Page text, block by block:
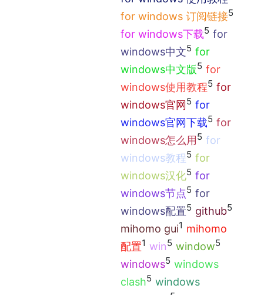
for windows 订阅链接5
for windows下载5 for
windows中文5 for
windows中文版5 for
windows使用教程5 for
windows官网 5 for
windows官网下载5 for
windows怎么用 5 for
windows教程5 for
windows汉化5 for
windows节点5 for
windows配置5 github5
mihomo gui1 mihomo
配置1 win5 window5
windows5 windows
clash5 windows